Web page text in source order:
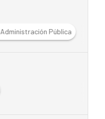
Administración Pública